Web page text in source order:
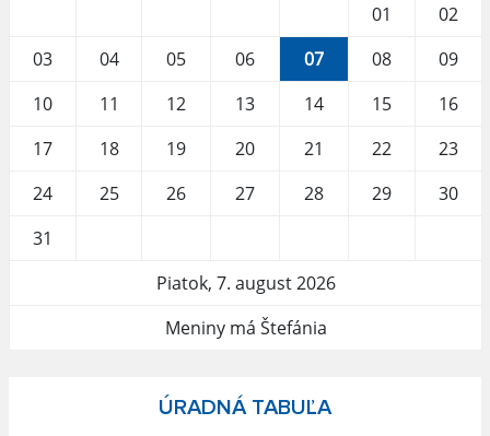
01
02
03
04 05 06 07 08
09
10
11 12 13 14 15
16
17
18 19 20 21 22
23
24
25 26 27 28 29
30
31
Piatok, 7. august 2026
Meniny má Štefánia
ÚRADNÁ TABUĽA